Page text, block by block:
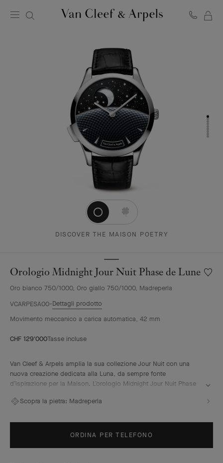
Cleef
Arpels
DISCOVER THE MAISON POETRY
Orologio Midnight Jour Nuit Phase de Lune
Oro bianco 750/1000, Oro giallo 750/1000, Madreperla
VCARPESA00 Dettagli prodotto
Movimento meccanico a carica automatica, 42 mm
CHF 129'000Tasse incluse
Van Cleef & Arpels amplia la sua collezione Jour Nuit con una
nuova creazione dedicata alla Luna, da sempre fonte
d’ispirazione per la Maison. L’orologio Midnight Jour Nuit Phase
cassa. La prima anima l’indicazione giorno/notte, mentre la
corso, visibile anche su richiesta.
Scopra la pietra: Madreperla
ORDINA PER TELEFONO